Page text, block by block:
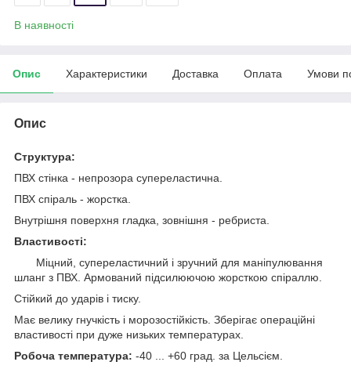
В наявності
Опис Характеристики Доставка Оплата Умови
Опис
Структура:
ПВХ стінка - непрозора супереластична.
ПВХ спіраль - жорстка.
Внутрішня поверхня гладка, зовнішня - ребриста.
Властивості:
Міцний, супереластичний і зручний для маніпулювання
шланг з ПВХ. Армований підсилюючою жорсткою спіраллю.
Стійкий до ударів і тиску.
Має велику гнучкість і морозостійкість. Зберігає операційні
властивості при дуже низьких температурах.
Робоча температура: -40 ... +60 град. за Цельсієм.